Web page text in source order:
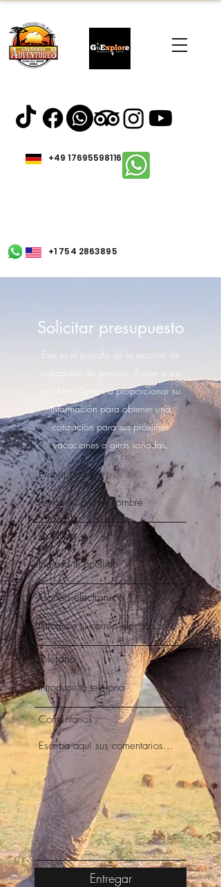
+49 17695598116
+1 754 2863895
Solicitar presupuesto
Este es el párrafo de la sección de
cotización de precios. Anime a sus
posibles clientes a proporcionar su
información para obtener una
cotización para sus próximas
vacaciones o giras soñadas.
Primer nombre
Apellido
Correo electrónico
Teléfono
Comentarios
Entregar